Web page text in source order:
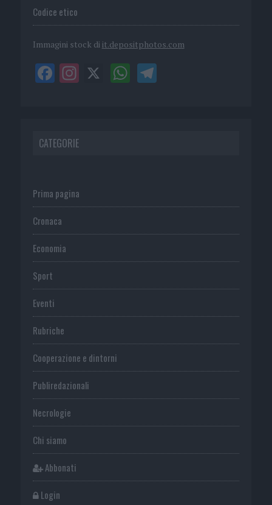
Codice etico
Immagini stock di it.depositphotos.com
CATEGORIE
Prima pagina
Cronaca
Economia
Sport
Eventi
Rubriche
Cooperazione e dintorni
Publiredazionali
Necrologie
Chi siamo
Abbonati
Login